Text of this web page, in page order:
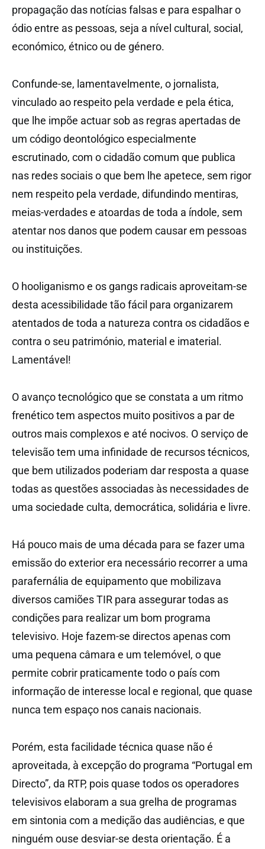
propagação das notícias falsas e para espalhar o
ódio entre as pessoas, seja a nível cultural, social,
económico, étnico ou de género.
Confunde-se, lamentavelmente, o jornalista,
vinculado ao respeito pela verdade e pela ética,
que lhe impõe actuar sob as regras apertadas de
um código deontológico especialmente
escrutinado, com o cidadão comum que publica
nas redes sociais o que bem lhe apetece, sem rigor
nem respeito pela verdade, difundindo mentiras,
meias-verdades e atoardas de toda a índole, sem
atentar nos danos que podem causar em pessoas
ou instituições.
O hooliganismo e os gangs radicais aproveitam-se
desta acessibilidade tão fácil para organizarem
atentados de toda a natureza contra os cidadãos e
contra o seu património, material e imaterial.
Lamentável!
O avanço tecnológico que se constata a um ritmo
frenético tem aspectos muito positivos a par de
outros mais complexos e até nocivos. O serviço de
televisão tem uma infinidade de recursos técnicos,
que bem utilizados poderiam dar resposta a quase
todas as questões associadas às necessidades de
uma sociedade culta, democrática, solidária e livre.
Há pouco mais de uma década para se fazer uma
emissão do exterior era necessário recorrer a uma
parafernália de equipamento que mobilizava
diversos camiões TIR para assegurar todas as
condições para realizar um bom programa
televisivo. Hoje fazem-se directos apenas com
uma pequena câmara e um telemóvel, o que
permite cobrir praticamente todo o país com
informação de interesse local e regional, que quase
nunca tem espaço nos canais nacionais.
Porém, esta facilidade técnica quase não é
aproveitada, à excepção do programa “Portugal em
Directo”, da RTP, pois quase todos os operadores
televisivos elaboram a sua grelha de programas
em sintonia com a medição das audiências, e que
ninguém ouse desviar-se desta orientação. É a